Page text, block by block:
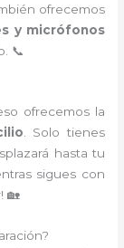
ofrecemos
y micrófonos
📞
ofrecemos la
. Solo tienes
hasta tu
sigues con
🏡